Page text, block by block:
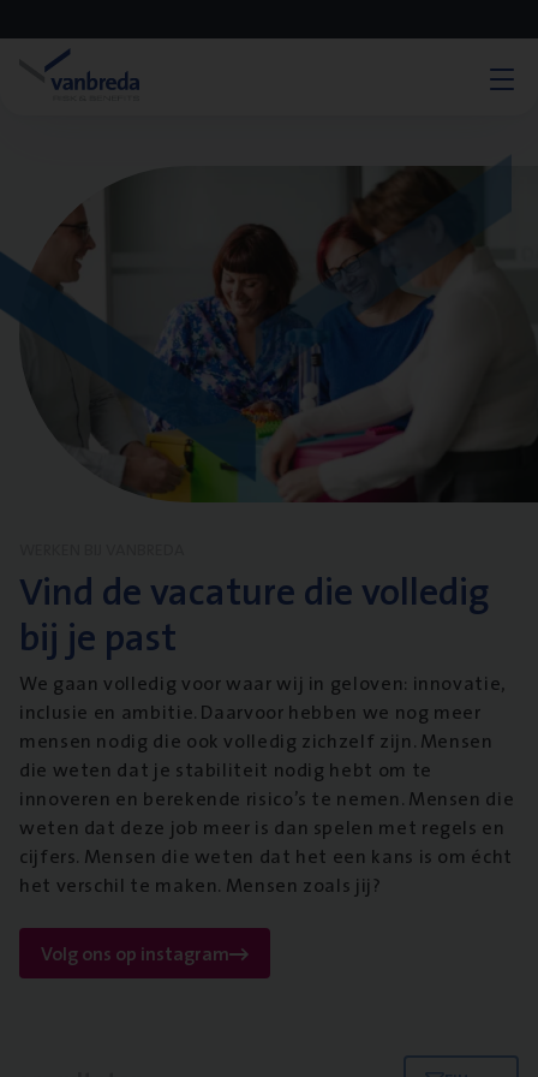
Vind de vacature die volledig
bij je past
We gaan volledig voor waar wij in geloven: innovatie,
inclusie en ambitie. Daarvoor hebben we nog meer
mensen nodig die ook volledig zichzelf zijn. Mensen
die weten dat je stabiliteit nodig hebt om te
innoveren en berekende risico’s te nemen. Mensen die
weten dat deze job meer is dan spelen met regels en
cijfers. Mensen die weten dat het een kans is om écht
het verschil te maken. Mensen zoals jij?
Volg ons op instagram